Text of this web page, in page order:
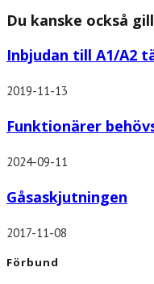
Du kanske också
Inbjudan till A1/A2
2019-11-13
Funktionärer
2024-09-11
Gåsaskjutningen
2017-11-08
Förbund